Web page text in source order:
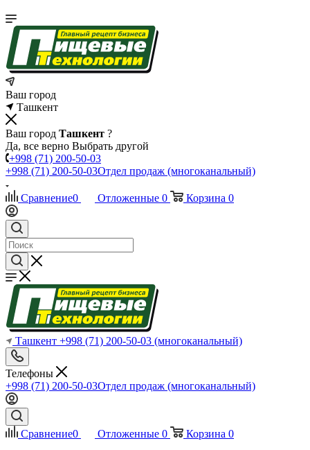
Ваш город
Ташкент
Ваш город Ташкент ?
Да, все верно Выбрать другой
+998 (71) 200-50-03
+998 (71) 200-50-03Отдел продаж (многоканальный)
Сравнение0 Отложенные 0 Корзина 0
Ташкент +998 (71) 200-50-03 (многоканальный)
Телефоны
+998 (71) 200-50-03Отдел продаж (многоканальный)
Сравнение0 Отложенные 0 Корзина 0